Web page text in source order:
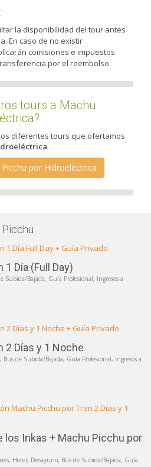
la disponibilidad del tour antes
En caso de no existir
comisiones e impuestos
por el reembolso.
tours a Machu
diferentes tours que ofertamos
.
por Hidroeléctrica
Picchu
Día (Full Day)
Subida/Bajada, Guía Profesional, Ingresos a
2 Días y 1 Noche
de Subida/Bajada, Guía Profesional, Ingresos a
los Inkas + Machu Picchu por
Hotel, Desayuno, Bus de Subida/Bajada, Guía